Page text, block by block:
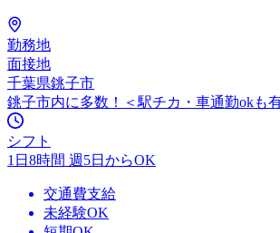
勤務地
面接地
千葉県銚子市
銚子市内に多数！＜駅チカ・車通勤okも
シフト
1日8時間 週5日からOK
交通費支給
未経験OK